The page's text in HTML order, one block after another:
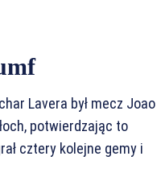
Lavera był mecz Joao
potwierdzając to
cztery kolejne gemy i